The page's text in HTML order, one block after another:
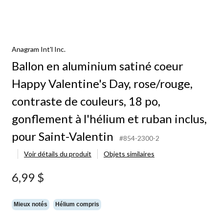
Anagram Int'l Inc.
Ballon en aluminium satiné coeur
Happy Valentine's Day, rose/rouge,
contraste de couleurs, 18 po,
gonflement à l'hélium et ruban inclus,
pour Saint-Valentin
#854-2300-2
Voir détails du produit
Objets similaires
6,99 $
Mieux notés Hélium compris